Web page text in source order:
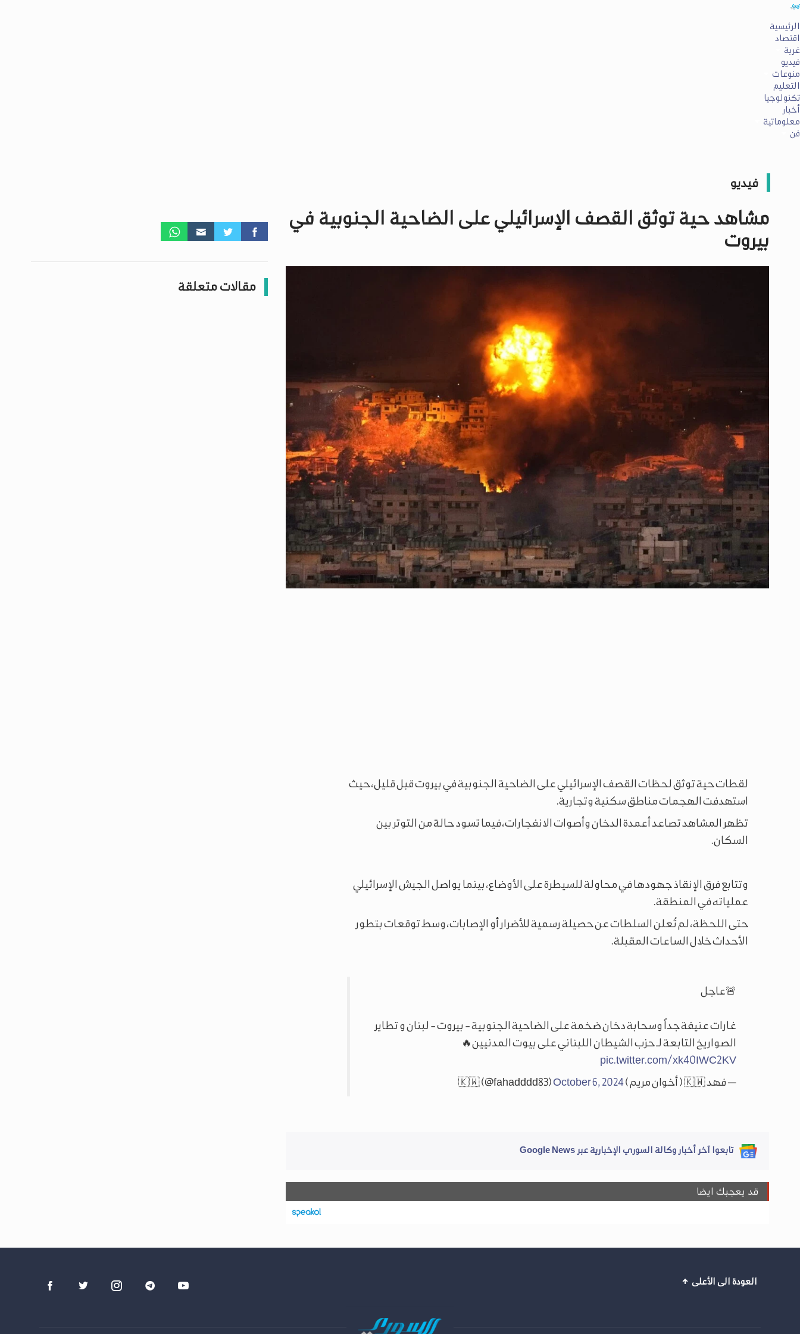
الرئيسية
اقتصاد
غربة
فيديو
منوعات
التعليم
تكنولوجيا
أخبار
معلوماتية
فن
فيديو
مشاهد حية توثق القصف الإسرائيلي على الضاحية الجنوبية في
بيروت
لقطات حية توثق لحظات القصف الإسرائيلي على الضاحية الجنوبية في بيروت قبل قليل، حيث
استهدفت الهجمات مناطق سكنية وتجارية.
تظهر المشاهد تصاعد أعمدة الدخان وأصوات الانفجارات، فيما تسود حالة من التوتر بين
السكان.
وتتابع فرق الإنقاذ جهودها في محاولة للسيطرة على الأوضاع، بينما يواصل الجيش الإسرائيلي
عملياته في المنطقة.
حتى اللحظة، لم تُعلن السلطات عن حصيلة رسمية للأضرار أو الإصابات، وسط توقعات بتطور
الأحداث خلال الساعات المقبلة.
🚨عاجل
غارات عنيفة جداً وسحابة دخان ضخمة على الضاحية الجنوبية - بيروت - لبنان و تطاير
الصواريخ التابعة لـ حزب الشيطان اللبناني على بيوت المدنيين🔥
pic.twitter.com/xk40IWC2KV
— فهد 🇰🇼 ( أخوان مريم ) 🇰🇼 (@fahadddd83) October 6, 2024
تابعوا آخر أخبار وكالة السوري الإخبارية عبر Google News
قد يعجبك ايضا
مقالات متعلقة
العودة الى الأعلى